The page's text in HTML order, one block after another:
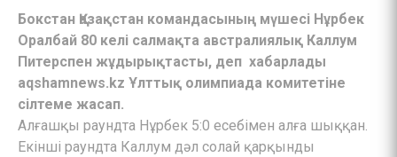
Бокстан Қазақстан командасының мүшесі Нұрбек
Оралбай 80 келі салмақта австралиялық Каллум
Питерспен жұдырықтасты, деп хабарлады
aqshamnews.kz Ұлттық олимпиада комитетіне
сілтеме жасап.
Алғашқы раундта Нұрбек 5:0 есебімен алға шыққан.
Екінші раундта Каллум дәл солай қарқынды